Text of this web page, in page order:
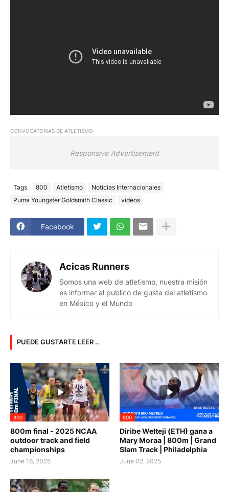
CONVOCATORIAS DE ATLETISMO
Responsive Advertisement
Tags 800 Atletismo
Noticias Internacionales
Puma Youngster Goldsmith Classic
videos
Facebook
Acicas Runners
Somos una web de atletismo, nuestra misión
es informar al publico de gusta del atletismo
en México y el Mundo
PUEDE GUSTARTE LEER ..
800
800m final - 2025 NCAA
outdoor track and field
championships
June 16, 2025
800
Diribe Welteji (ETH) gana a
Mary Moraa | 800m | Grand
Slam Track | Philadelphia
June 02, 2025